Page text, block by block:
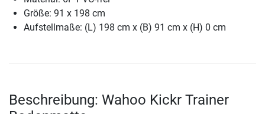
Größe: 91 x 198 cm
Aufstellmaße: (L) 198 cm x (B) 91 cm x (H) 0 cm
Beschreibung: Wahoo Kickr Trainer